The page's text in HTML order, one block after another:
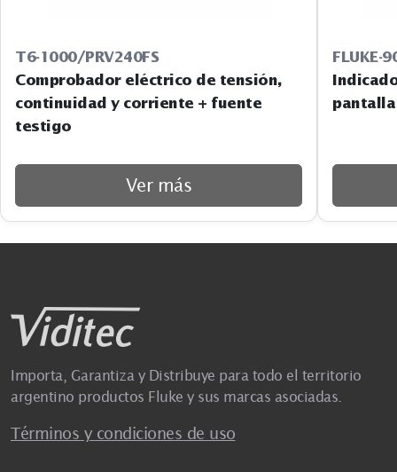
T6-1000/PRV240FS
Comprobador eléctrico de tensión,
continuidad y corriente + fuente
testigo
Ver más
FLUKE-
pantalla
Importa, Garantiza y Distribuye para todo el territorio
argentino productos Fluke y sus marcas asociadas.
Términos y condiciones de uso